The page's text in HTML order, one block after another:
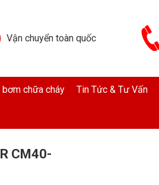
Vận chuyển toàn quốc
bơm chữa cháy Tin Tức & Tư Vấn
CM40-